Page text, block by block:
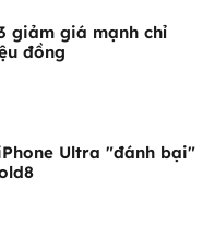
giảm giá mạnh chỉ
đồng
Ultra "đánh bại"